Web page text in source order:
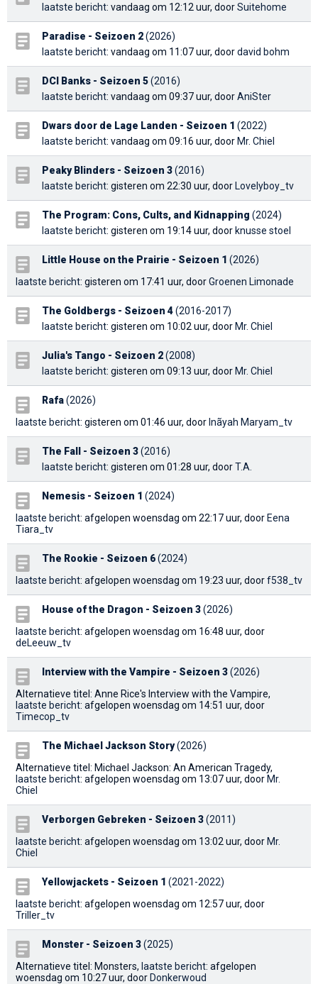
laatste bericht: vandaag om 12:12 uur, doorSuitehome
Paradise - Seizoen 2(2026)
laatste bericht: vandaag om 11:07 uur, doordavid bohm
DCI Banks - Seizoen 5(2016)
laatste bericht: vandaag om 09:37 uur, doorAniSter
Dwars door de Lage Landen - Seizoen 1 (2022)
laatste bericht: vandaag om 09:16 uur, door Mr. Chiel
Peaky Blinders - Seizoen 3(2016)
laatste bericht: gisteren om 22:30 uur, door Lovelyboy_tv
The Program: Cons, Cults, and Kidnapping (2024)
laatste bericht: gisteren om 19:14 uur, door knusse stoel
Little House on the Prairie - Seizoen 1 (2026)
laatste bericht: gisteren om 17:41 uur, doorGroenen Limonade
The Goldbergs - Seizoen 4(2016-2017)
laatste bericht: gisteren om 10:02 uur, door Mr. Chiel
Julia's Tango - Seizoen 2(2008)
laatste bericht: gisteren om 09:13 uur, door Mr. Chiel
Rafa(2026)
laatste bericht: gisteren om 01:46 uur, door Inãyah Maryam_tv
The Fall - Seizoen 3(2016)
laatste bericht: gisteren om 01:28 uur, doorT.A.
Nemesis - Seizoen 1 (2024)
laatste bericht: afgelopen woensdag om 22:17 uur, door Eena
Tiara_tv
The Rookie - Seizoen 6(2024)
laatste bericht: afgelopen woensdag om 19:23 uur, doorf538_tv
House of the Dragon - Seizoen 3(2026)
laatste bericht: afgelopen woensdag om 16:48 uur, door
deLeeuw_tv
Interview with the Vampire - Seizoen 3(2026)
Alternatieve titel: Anne Rice's Interview with the Vampire,
laatste bericht: afgelopen woensdag om 14:51 uur, door
Timecop_tv
The Michael Jackson Story(2026)
Alternatieve titel: Michael Jackson: An American Tragedy,
laatste bericht: afgelopen woensdag om 13:07 uur, door Mr.
Chiel
Verborgen Gebreken - Seizoen 3(2011)
laatste bericht: afgelopen woensdag om 13:02 uur, door Mr.
Chiel
Yellowjackets - Seizoen 1 (2021-2022)
laatste bericht: afgelopen woensdag om 12:57 uur, door
Triller_tv
Monster - Seizoen 3(2025)
Alternatieve titel: Monsters, laatste bericht: afgelopen
woensdag om 10:27 uur, door Donkerwoud